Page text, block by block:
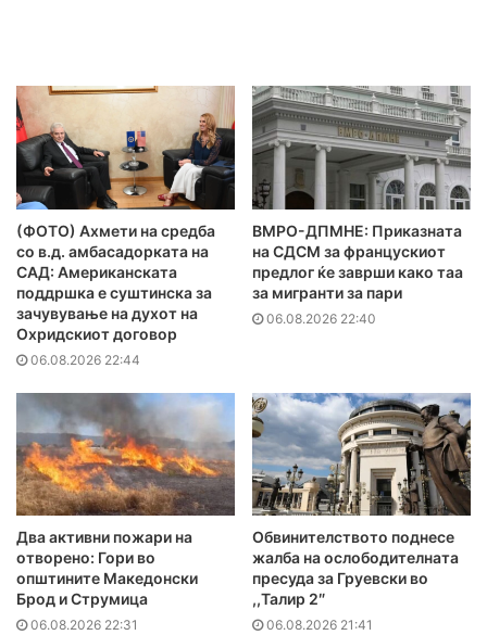
(ФОТО) Ахмети на средба
со в.д. амбасадорката на
САД: Американската
поддршка е суштинска за
зачувување на духот на
Охридскиот договор
06.08.2026 22:44
ВМРО-ДПМНЕ: Приказната
на СДСМ за францускиот
предлог ќе заврши како таа
за мигранти за пари
06.08.2026 22:40
Два активни пожари на
отворено: Гори во
општините Македонски
Брод и Струмица
06.08.2026 22:31
Обвинителството поднесе
жалба на ослободителната
пресуда за Груевски во
,,Талир 2″
06.08.2026 21:41